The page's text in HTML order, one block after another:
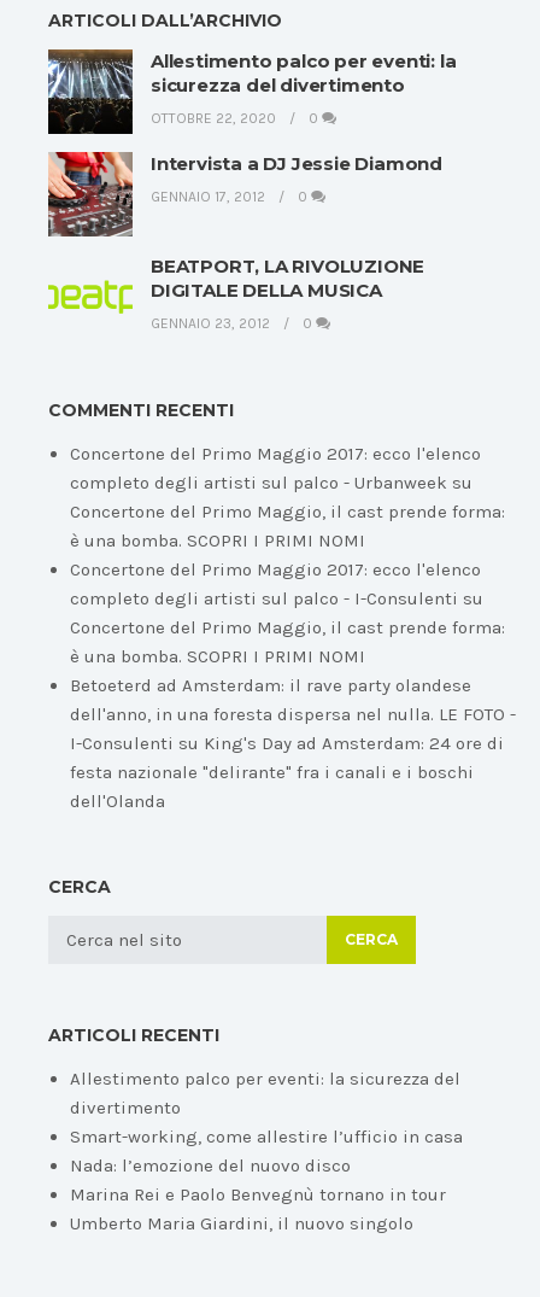
ARTICOLI DALL’ARCHIVIO
Allestimento palco per eventi: la
sicurezza del divertimento
OTTOBRE 22, 2020 0
Intervista a DJ Jessie Diamond
GENNAIO 17, 2012 0
BEATPORT, LA RIVOLUZIONE
DIGITALE DELLA MUSICA
GENNAIO 23, 2012 0
COMMENTI RECENTI
Concertone del Primo Maggio 2017: ecco l'elenco
completo degli artisti sul palco - Urbanweek su
Concertone del Primo Maggio, il cast prende forma:
è una bomba. SCOPRI I PRIMI NOMI
Concertone del Primo Maggio 2017: ecco l'elenco
completo degli artisti sul palco - I-Consulenti su
Concertone del Primo Maggio, il cast prende forma:
è una bomba. SCOPRI I PRIMI NOMI
Betoeterd ad Amsterdam: il rave party olandese
dell'anno, in una foresta dispersa nel nulla. LE FOTO -
I-Consulenti su King's Day ad Amsterdam: 24 ore di
festa nazionale "delirante" fra i canali e i boschi
dell'Olanda
CERCA
CERCA
ARTICOLI RECENTI
Allestimento palco per eventi: la sicurezza del
divertimento
Smart-working, come allestire l’ufficio in casa
Nada: l’emozione del nuovo disco
Marina Rei e Paolo Benvegnù tornano in tour
Umberto Maria Giardini, il nuovo singolo